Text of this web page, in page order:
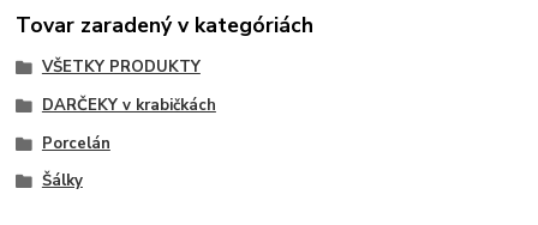
Tovar zaradený v kategóriách
VŠETKY PRODUKTY
DARČEKY v krabičkách
Porcelán
Šálky